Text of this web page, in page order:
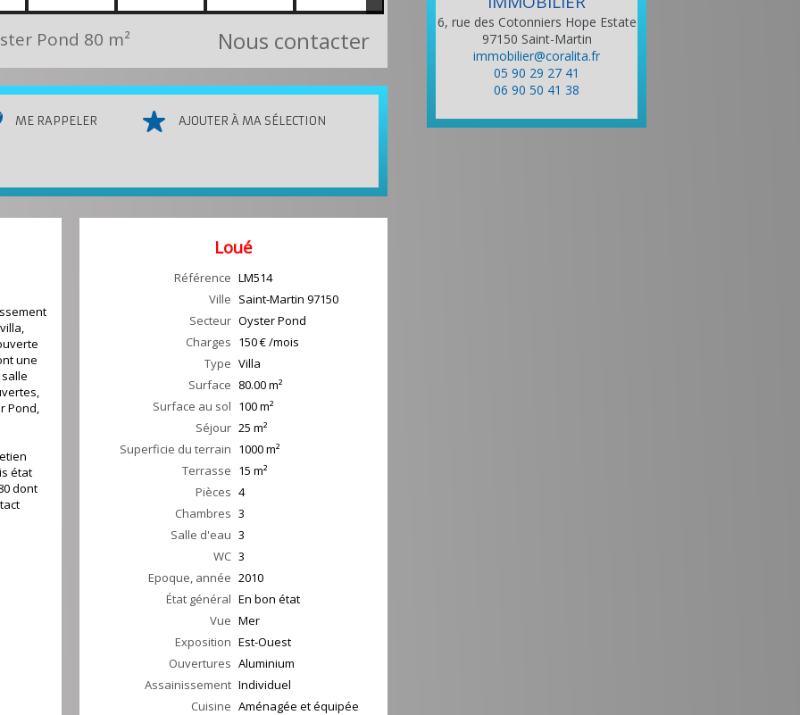
6, rue des Cotonniers Hope Estate
97150 Saint-Martin
immobilier@coralita.fr
05 90 29 27 41
06 90 50 41 38
Pond 80 m² Nous contacter
ME RAPPELER AJOUTER À MA SÉLECTION
une
Pond,
état
dont
Loué
Référence LM514
Ville Saint-Martin 97150
Secteur Oyster Pond
Charges 150 € /mois
Type Villa
Surface 80.00m²
Surface au sol 100m²
Séjour 25 m²
Superficie du terrain 1000 m²
Terrasse 15 m²
Pièces 4
Chambres 3
Salle d'eau 3
WC 3
Epoque, année 2010
État général En bon état
Vue Mer
Exposition Est-Ouest
Ouvertures Aluminium
Assainissement Individuel
Cuisine Aménagée et équipée